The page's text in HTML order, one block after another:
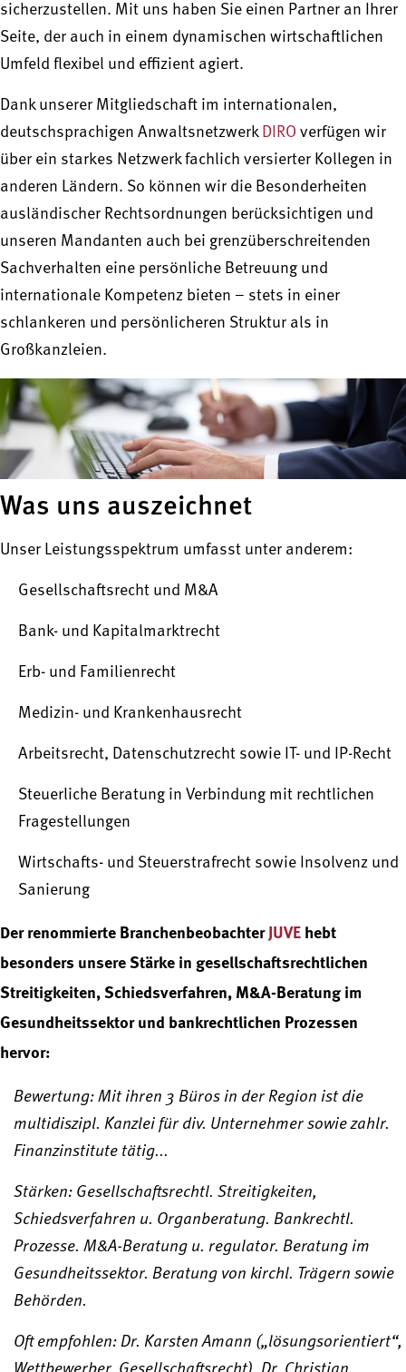
sicherzustellen. Mit uns haben Sie einen Partner an Ihrer
Seite, der auch in einem dynamischen wirtschaftlichen
Umfeld flexibel und effizient agiert.
Dank unserer Mitgliedschaft im internationalen,
deutschsprachigen Anwaltsnetzwerk DIRO verfügen wir
über ein starkes Netzwerk fachlich versierter Kollegen in
anderen Ländern. So können wir die Besonderheiten
ausländischer Rechtsordnungen berücksichtigen und
unseren Mandanten auch bei grenzüberschreitenden
Sachverhalten eine persönliche Betreuung und
internationale Kompetenz bieten – stets in einer
schlankeren und persönlicheren Struktur als in
Großkanzleien.
Was uns auszeichnet
Unser Leistungsspektrum umfasst unter anderem:
Gesellschaftsrecht und M&A
Bank- und Kapitalmarktrecht
Erb- und Familienrecht
Medizin- und Krankenhausrecht
Arbeitsrecht, Datenschutzrecht sowie IT- und IP-Recht
Steuerliche Beratung in Verbindung mit rechtlichen
Fragestellungen
Wirtschafts- und Steuerstrafrecht sowie Insolvenz und
Sanierung
Der renommierte BranchenbeobachterJUVEhebt
besonders unsere Stärke in gesellschaftsrechtlichen
Streitigkeiten, Schiedsverfahren, M&A-Beratung im
Gesundheitssektor und bankrechtlichen Prozessen
hervor:
Bewertung: Mit ihren 3 Büros in der Region ist die
multidiszipl. Kanzlei für div. Unternehmer sowie zahlr.
Finanzinstitute tätig...
Stärken: Gesellschaftsrechtl. Streitigkeiten,
Schiedsverfahren u. Organberatung. Bankrechtl.
Prozesse. M&A-Beratung u. regulator. Beratung im
Gesundheitssektor. Beratung von kirchl. Trägern sowie
Behörden.
Oft empfohlen: Dr. Karsten Amann („lösungsorientiert“,